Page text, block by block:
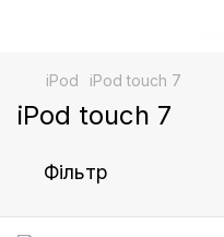
iPod iPod touch 7
iPod touch 7
Фільтр